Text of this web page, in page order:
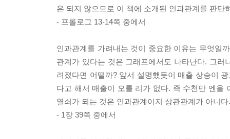
은 되지 않으므로 이 책에 소개된 인과관계를 판
- 프롤로그 13-14쪽 중에서
인과관계를 가려내는 것이 중요한 이유는 무엇일
관계가 있다는 것은 그래프에서도 나타난다. 그러
려졌다면 어떨까? 앞서 설명했듯이 매출 상승이
다고 해서 매출이 오를 리가 없다. 즉 수천만 엔을
열쇠가 되는 것은 인과관계이지 상관관계가 아니다.
- 1장 39쪽 중에서